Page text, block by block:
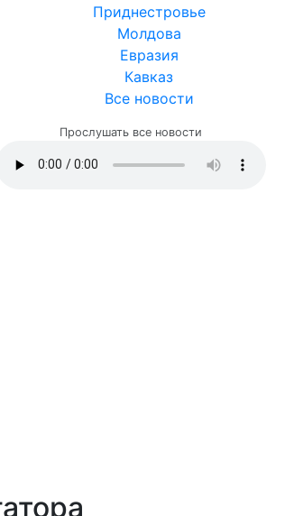
Приднестровье
Молдова
Евразия
Кавказ
Все новости
Прослушать все новости